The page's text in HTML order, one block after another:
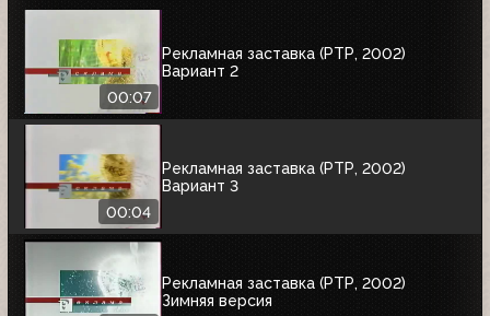
00:07
Рекламная заставка (РТР, 2002)
Вариант 2
00:04
Рекламная заставка (РТР, 2002)
Вариант 3
Рекламная заставка (РТР, 2002)
Зимняя версия